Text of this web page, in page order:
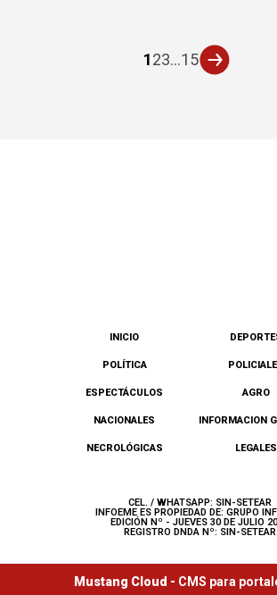
123...15
INICIO
POLÍTICA
ESPECTÁCULOS AGRO
NACIONALES INFORMACION
NECROLÓGICAS LEGALES
CEL. / WHATSAPP: SIN-SETEAR
INFOEME ES PROPIEDAD DE: GRUPO
EDICIÓN Nº - JUEVES 30 DE JULIO
REGISTRO DNDA Nº: SIN-SETEAR
Mustang Cloud - CMS para